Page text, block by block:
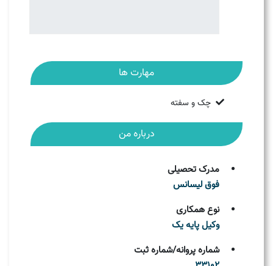
مهارت ها
چک و سفته
درباره من
مدرک تحصیلی
فوق لیسانس
نوع همکاری
وکیل پایه یک
شماره پروانه/شماره ثبت